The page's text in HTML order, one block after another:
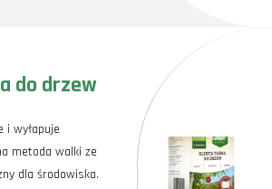
do drzew
i wyłapuje
metoda walki ze
dla środowiska.